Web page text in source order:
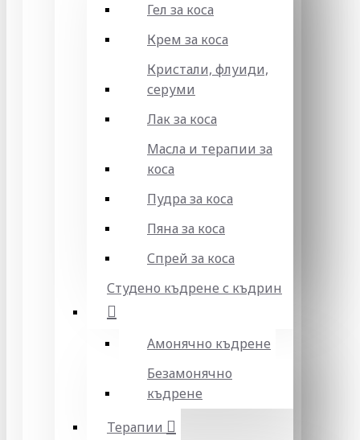
Гел за коса
Крем за коса
Кристали, флуиди,
серуми
Лак за коса
Масла и терапии за
коса
Пудра за коса
Пяна за коса
Спрей за коса
Студено къдрене с къдрин
Амонячно къдрене
Безамонячно
къдрене
Терапии